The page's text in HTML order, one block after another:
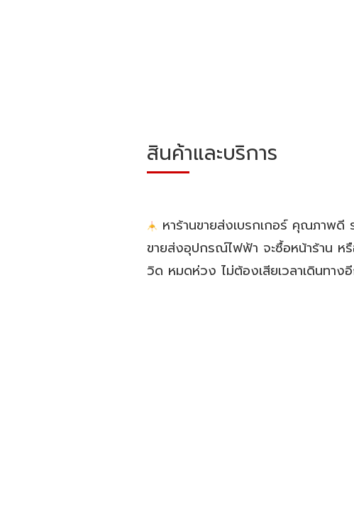
สินค้าและบริการ
หาร้านขายส่งเบรกเกอร์ คุณภาพ
ขายส่งอุปกรณ์ไฟฟ้า จะซื้อหน้าร้าน ห
วิด หมดห่วง ไม่ต้องเสียเวลาเดินทาง